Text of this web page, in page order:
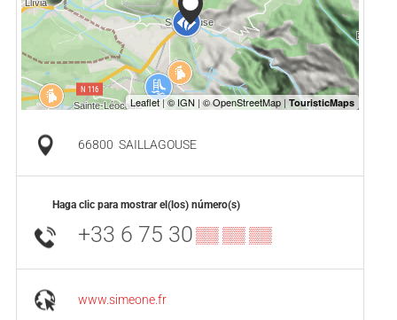
66800 SAILLAGOUSE
Haga clic para mostrar el(los) número(s)
+33 6 75 30▒▒ ▒▒ ▒▒
www.simeone.fr